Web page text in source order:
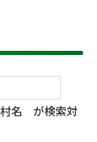
村名 が検索対